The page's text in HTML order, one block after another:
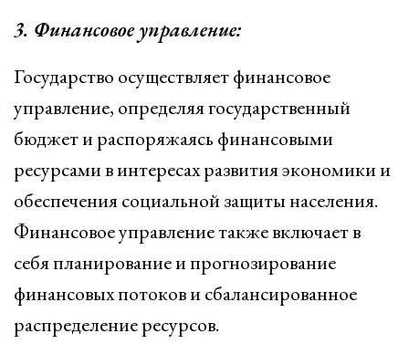
3. Финансовое управление:
Государство осуществляет финансовое
управление, определяя государственный
бюджет и распоряжаясь финансовыми
ресурсами в интересах развития экономики и
обеспечения социальной защиты населения.
Финансовое управление также включает в
себя планирование и прогнозирование
финансовых потоков и сбалансированное
распределение ресурсов.